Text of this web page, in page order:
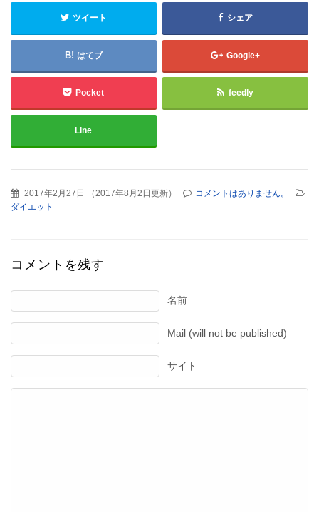
ツイート シェア
はてブ Google+
Pocket feedly
Line
2017年2月27日 （2017年8月2日更新）
コメントはありません。
ダイエット
コメントを残す
名前
Mail (will not be published)
サイト